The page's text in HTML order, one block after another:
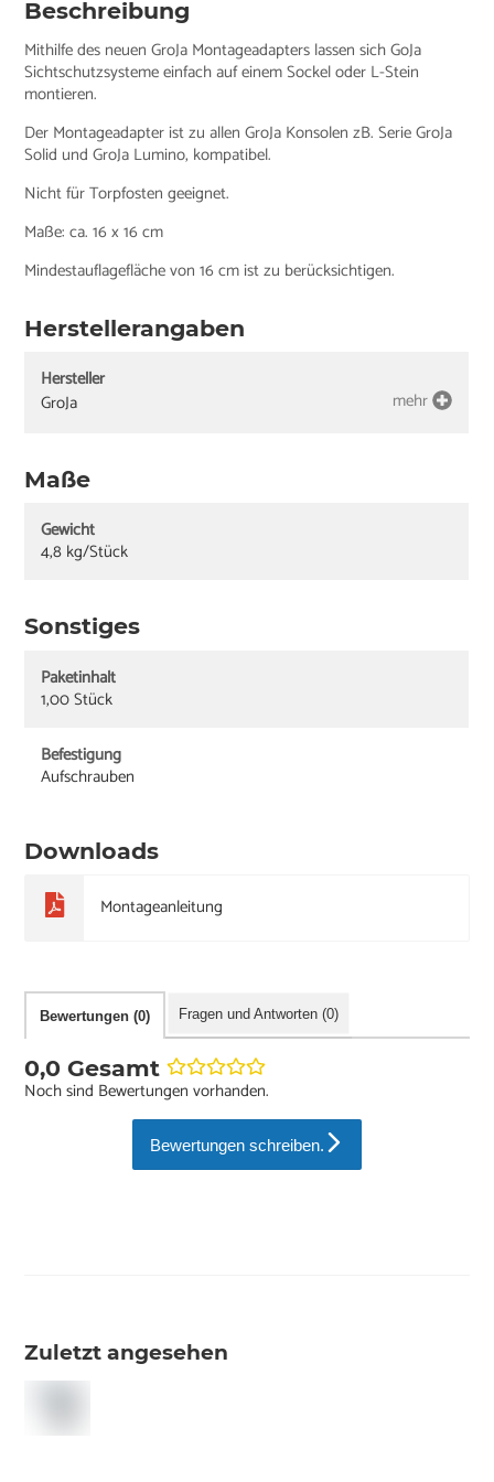
Beschreibung
Mithilfe des neuen GroJa Montageadapters lassen sich GoJa
Sichtschutzsysteme einfach auf einem Sockel oder L-Stein
montieren.
Der Montageadapter ist zu allen GroJa Konsolen zB. Serie GroJa
Solid und GroJa Lumino, kompatibel.
Nicht für Torpfosten geeignet.
Maße: ca. 16 x 16 cm
Mindestauflagefläche von 16 cm ist zu berücksichtigen.
Herstellerangaben
Hersteller
GroJa
mehr
Maße
Gewicht
4,8 kg/Stück
Sonstiges
Paketinhalt
1,00 Stück
Befestigung
Aufschrauben
Downloads
Montageanleitung
Bewertungen (0) Fragen und Antworten (0)
0,0 Gesamt
Noch sind Bewertungen vorhanden.
Bewertungen schreiben.
Zuletzt angesehen